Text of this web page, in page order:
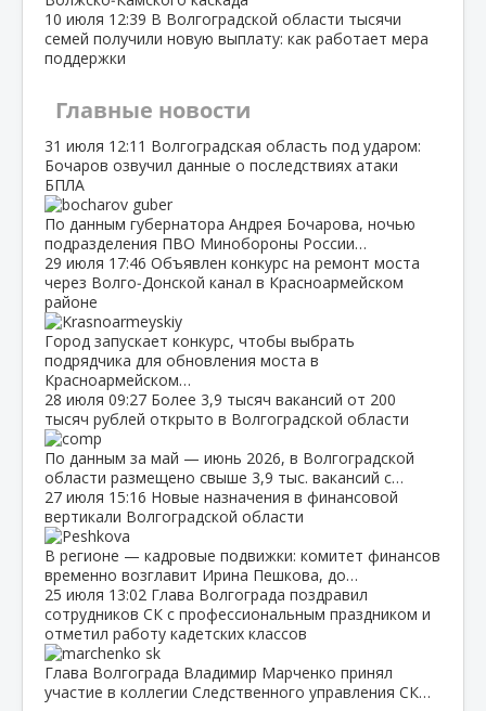
10 июля 12:39 В Волгоградской области тысячи
семей получили новую выплату: как работает мера
поддержки
Главные новости
31 июля 12:11 Волгоградская область под ударом:
Бочаров озвучил данные о последствиях атаки
БПЛА
По данным губернатора Андрея Бочарова, ночью
подразделения ПВО Минобороны России…
29 июля 17:46 Объявлен конкурс на ремонт моста
через Волго‑Донской канал в Красноармейском
районе
Город запускает конкурс, чтобы выбрать
подрядчика для обновления моста в
Красноармейском…
28 июля 09:27 Более 3,9 тысяч вакансий от 200
тысяч рублей открыто в Волгоградской области
По данным за май — июнь 2026, в Волгоградской
области размещено свыше 3,9 тыс. вакансий с…
27 июля 15:16 Новые назначения в финансовой
вертикали Волгоградской области
В регионе — кадровые подвижки: комитет финансов
временно возглавит Ирина Пешкова, до…
25 июля 13:02 Глава Волгограда поздравил
сотрудников СК с профессиональным праздником и
отметил работу кадетских классов
Глава Волгограда Владимир Марченко принял
участие в коллегии Следственного управления СК…